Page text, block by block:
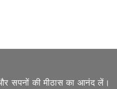
सपनों की मीठास का आनंद लें।